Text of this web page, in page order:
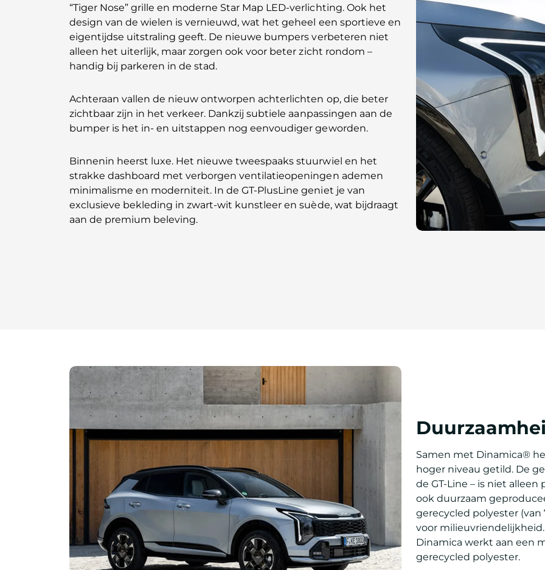
“Tiger Nose” grille en moderne Star Map LED-verlichting. Ook het
design van de wielen is vernieuwd, wat het geheel een sportieve en
eigentijdse uitstraling geeft. De nieuwe bumpers verbeteren niet
alleen het uiterlijk, maar zorgen ook voor beter zicht rondom –
handig bij parkeren in de stad.
Achteraan vallen de nieuw ontworpen achterlichten op, die beter
zichtbaar zijn in het verkeer. Dankzij subtiele aanpassingen aan de
bumper is het in- en uitstappen nog eenvoudiger geworden.
Binnenin heerst luxe. Het nieuwe tweespaaks stuurwiel en het
strakke dashboard met verborgen ventilatieopeningen ademen
minimalisme en moderniteit. In de GT-PlusLine geniet je van
exclusieve bekleding in zwart-wit kunstleer en suède, wat bijdraagt
aan de premium beleving.
Samen met Dinamica®
hoger niveau getild. De
de GT-Line – is niet
ook duurzaam
gerecycled polyester (van
voor
Dinamica werkt aan een
gerecycled polyester.